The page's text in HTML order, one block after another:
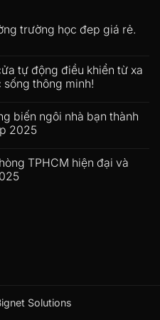
trường học đep giá rẻ.
tự động điều khiển từ xa
thông minh!
biến ngôi nhà bạn thành
2025
TPHCM hiện đại và
Solutions